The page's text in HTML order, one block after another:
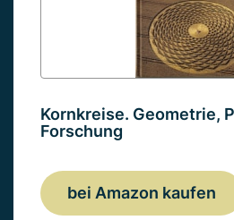
Kornkreise. Geometrie,
Forschung
bei Amazon kaufen